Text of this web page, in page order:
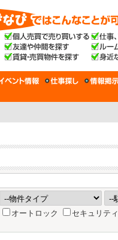
オートロック セキュリティ